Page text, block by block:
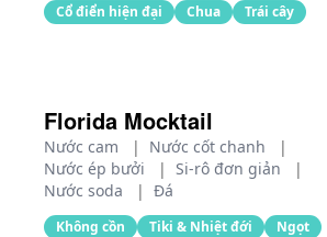
Cổ điển hiện đại Chua Trái cây
Florida Mocktail
Nước cam | Nước cốt chanh
|
Nước ép bưởi
| Si-rô đơn giản
|
Nước soda
| Đá
Không cồn Tiki & Nhiệt đới Ngọt